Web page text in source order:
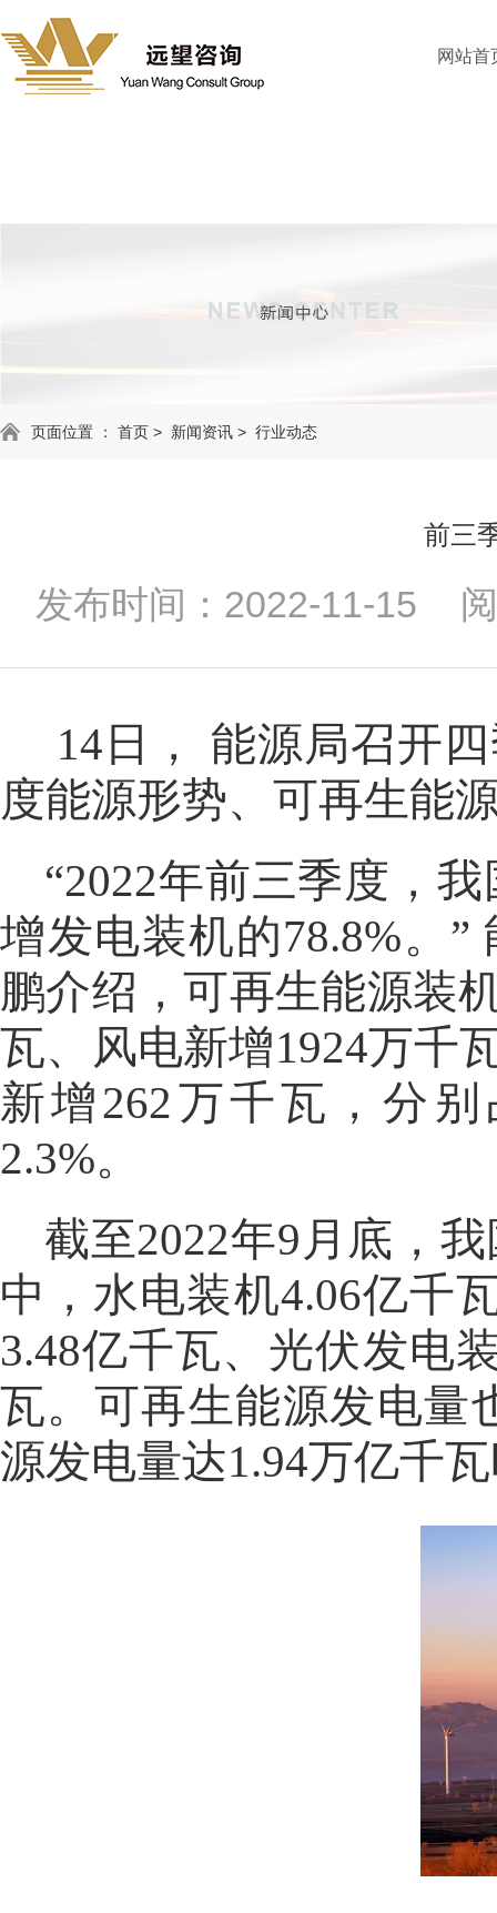
网站首
页面位置 ： 首页 > 新闻资讯 > 行业动态
前三
发布时间：2022-11-15
14日， 能源局召开
度能源形势、可再生能
“2022年前三季度，
增发电装机的78.8%。
鹏介绍，可再生能源装
瓦、风电新增1924万千
新增262万千瓦，分别
2.3%。
截至2022年9月底，
中，水电装机4.06亿千
3.48亿千瓦、光伏发电
瓦。可再生能源发电量
源发电量达1.94万亿千